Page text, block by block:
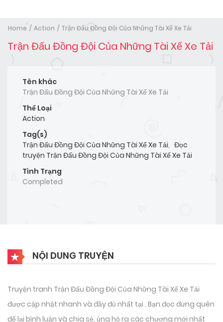
Home Action Trận Đấu Đồng Đội Của Những Tài Xế Xe Tải
Trận Đấu Đồng Đội Của Những Tài Xế Xe Tải
Tên khác
Trận Đấu Đồng Đội Của Những Tài Xế Xe Tải
Thể Loại
Action
Tag(s)
Trận Đấu Đồng Đội Của Những Tài Xế Xe Tải, Đọc
truyện Trận Đấu Đồng Đội Của Những Tài Xế Xe Tải
Tình Trạng
Completed
NỘI DUNG TRUYỆN
Truyện tranh Trận Đấu Đồng Đội Của Những Tài Xế Xe Tải
được cập nhật nhanh và đầy đủ nhất tại . Bạn đọc đừng quên
để lại bình luận và chia sẻ, ủng hộ ra các chương mới nhất